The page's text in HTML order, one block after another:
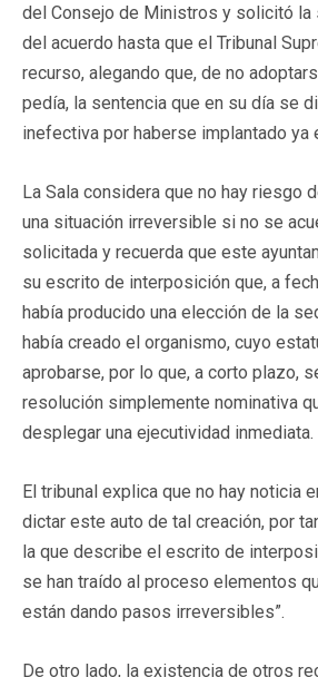
del Consejo de Ministros y solicitó la
del acuerdo hasta que el Tribunal
recurso, alegando que, de no
pedía, la sentencia que en su día se
inefectiva por haberse implantado ya
La Sala considera que no hay riesgo
una situación irreversible si no se
solicitada y recuerda que este
su escrito de interposición que, a
había producido una elección de la
había creado el organismo, cuyo
aprobarse, por lo que, a corto plazo,
resolución simplemente nominativa
desplegar una ejecutividad inmediata.
El tribunal explica que no hay noticia
dictar este auto de tal creación, por
la que describe el escrito de
se han traído al proceso elementos
están dando pasos irreversibles”.
De otro lado, la existencia de otros